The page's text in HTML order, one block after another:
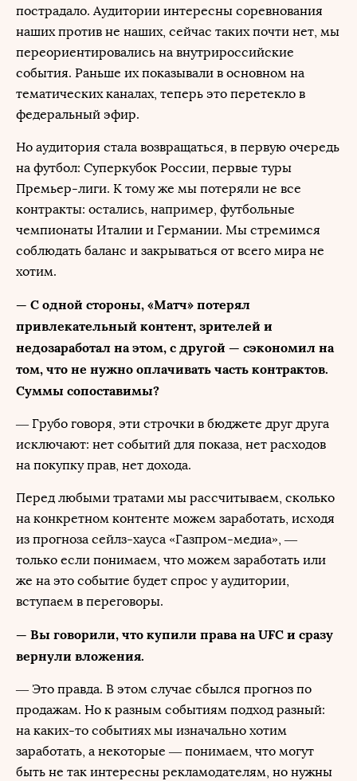
пострадало. Аудитории интересны соревнования
наших против не наших, сейчас таких почти нет, мы
переориентировались на внутрироссийские
события. Раньше их показывали в основном на
тематических каналах, теперь это перетекло в
федеральный эфир.
Но аудитория стала возвращаться, в первую очередь
на футбол: Суперкубок России, первые туры
Премьер-лиги. К тому же мы потеряли не все
контракты: остались, например, футбольные
чемпионаты Италии и Германии. Мы стремимся
соблюдать баланс и закрываться от всего мира не
хотим.
— С одной стороны, «Матч» потерял
привлекательный контент, зрителей и
недозаработал на этом, с другой — сэкономил на
том, что не нужно оплачивать часть контрактов.
Суммы сопоставимы?
— Грубо говоря, эти строчки в бюджете друг друга
исключают: нет событий для показа, нет расходов
на покупку прав, нет дохода.
Перед любыми тратами мы рассчитываем, сколько
на конкретном контенте можем заработать, исходя
из прогноза сейлз-хауса «Газпром-медиа», —
только если понимаем, что можем заработать или
же на это событие будет спрос у аудитории,
вступаем в переговоры.
— Вы говорили, что купили права на UFC и сразу
вернули вложения.
— Это правда. В этом случае сбылся прогноз по
продажам. Но к разным событиям подход разный:
на каких-то событиях мы изначально хотим
заработать, а некоторые — понимаем, что могут
быть не так интересны рекламодателям, но нужны